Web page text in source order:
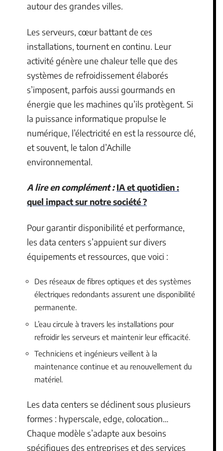
autour des grandes villes.
Les serveurs, cœur battant de ces
installations, tournent en continu. Leur
activité génère une chaleur telle que des
systèmes de refroidissement élaborés
s’imposent, parfois aussi gourmands en
énergie que les machines qu’ils protègent. Si
la puissance informatique propulse le
numérique, l’électricité en est la ressource clé,
et souvent, le talon d’Achille
environnemental.
A lire en complément : IA et quotidien :
quel impact sur notre société ?
Pour garantir disponibilité et performance,
les data centers s’appuient sur divers
équipements et ressources, que voici :
Des réseaux de fibres optiques et des systèmes
électriques redondants assurent une disponibilité
permanente.
L’eau circule à travers les installations pour
refroidir les serveurs et maintenir leur efficacité.
Techniciens et ingénieurs veillent à la
maintenance continue et au renouvellement du
matériel.
Les data centers se déclinent sous plusieurs
formes : hyperscale, edge, colocation…
Chaque modèle s’adapte aux besoins
spécifiques des entreprises et des services